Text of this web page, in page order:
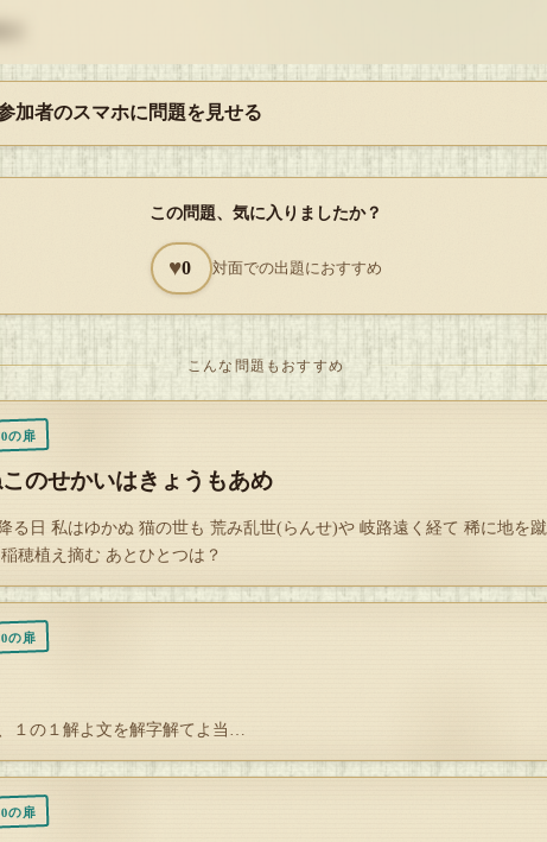
トヒヒ＝ヒト？
トヒヒはヒトではないので、
は【NO】である。
Q
加者のスマホに問題を見せる
この問題、気に入りましたか？
♥0 対面での出題におすすめ
こんな問題もおすすめ
の扉
のせかいはきょうもあめ
る日 私はゆかぬ 猫の世も 荒み乱世(らんせ)や 岐路遠く経て 稀に地を蹴
穂植え摘む あとひとつは？
の扉
１の１解よ文を解字解てよ当…
の扉